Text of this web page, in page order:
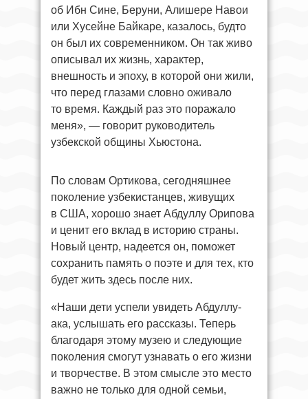
об Ибн Сине, Беруни, Алишере Навои
или Хусейне Байкаре, казалось, будто
он был их современником. Он так живо
описывал их жизнь, характер,
внешность и эпоху, в которой они жили,
что перед глазами словно оживало
то время. Каждый раз это поражало
меня», — говорит руководитель
узбекской общины Хьюстона.
По словам Ортикова, сегодняшнее
поколение узбекистанцев, живущих
в США, хорошо знает Абдуллу Орипова
и ценит его вклад в историю страны.
Новый центр, надеется он, поможет
сохранить память о поэте и для тех, кто
будет жить здесь после них.
«Наши дети успели увидеть Абдуллу-
ака, услышать его рассказы. Теперь
благодаря этому музею и следующие
поколения смогут узнавать о его жизни
и творчестве. В этом смысле это место
важно не только для одной семьи,